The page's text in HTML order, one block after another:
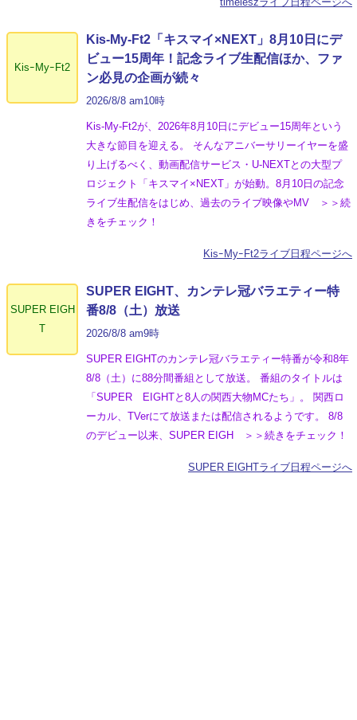
KisｰMyｰFt2
Kis-My-Ft2「キスマイ×NEXT」8月10日にデ
ビュー15周年！記念ライブ生配信ほか、ファ
ン必見の企画が続々
2026/8/8 am10時
Kis-My-Ft2が、2026年8月10日にデビュー15周年という
大きな節目を迎える。 そんなアニバーサリーイヤーを盛
り上げるべく、動画配信サービス・U-NEXTとの大型プ
ロジェクト「キスマイ×NEXT」が始動。8月10日の記念
ライブ生配信をはじめ、過去のライブ映像やMV ＞＞続
きをチェック！
KisｰMyｰFt2ライブ日程ページへ
SUPER EIGH
T
SUPER EIGHT、カンテレ冠バラエティー特
番8/8（土）放送
2026/8/8 am9時
SUPER EIGHTのカンテレ冠バラエティー特番が令和8年
8/8（土）に88分間番組として放送。 番組のタイトルは
「SUPER EIGHTと8人の関西大物MCたち」。 関西ロ
ーカル、TVerにて放送または配信されるようです。 8/8
のデビュー以来、SUPER EIGH ＞＞続きをチェック！
SUPER EIGHTライブ日程ページへ